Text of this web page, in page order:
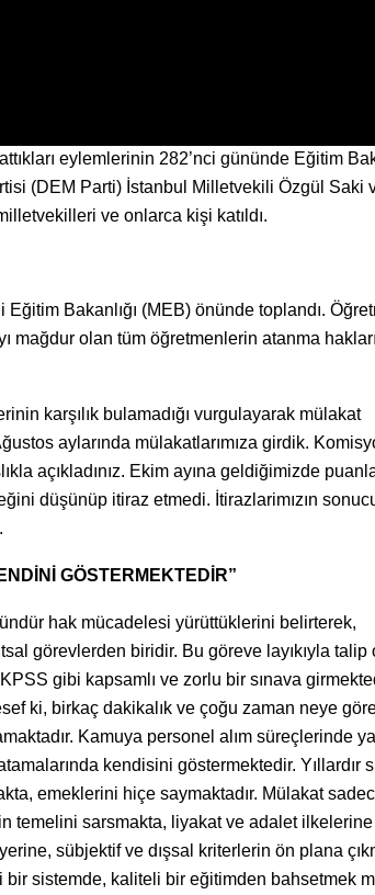
eylemlerinin 282’nci gününde Eğitim
(DEM Parti) İstanbul Milletvekili Özgül Saki
ve onlarca kişi katıldı.
Bakanlığı (MEB) önünde toplandı.
mağdur olan tüm öğretmenlerin atanma
karşılık bulamadığı vurgulayarak mülakat
aylarında mülakatlarımıza girdik.
açıkladınız. Ekim ayına geldiğimizde
düşünüp itiraz etmedi. İtirazlarimızın
GÖSTERMEKTEDİR”
hak mücadelesi yürüttüklerini belirterek,
görevlerden biridir. Bu göreve layıkıyla talip
gibi kapsamlı ve zorlu bir sınava
ki, birkaç dakikalık ve çoğu zaman neye
Kamuya personel alım süreçlerinde
kendisini göstermektedir. Yıllardır
emeklerini hiçe saymaktadır. Mülakat
temelini sarsmakta, liyakat ve adalet
sübjektif ve dışsal kriterlerin ön plana
sistemde, kaliteli bir eğitimden bahsetmek